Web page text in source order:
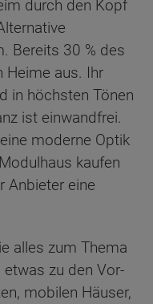
durch den Kopf
Bereits 30 % des
Heime aus. Ihr
in höchsten Tönen
ist einwandfrei.
moderne Optik
kaufen
Anbieter eine
alles zum Thema
etwas zu den Vor-
mobilen Häuser,